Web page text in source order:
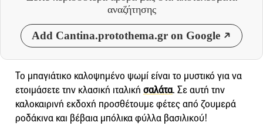
αναζήτησης
Add Cantina.protothema.gr on Google
Το μπαγιάτικο καλοψημένο ψωμί είναι το μυστικό για να
ετοιμάσετε την κλασική ιταλική σαλάτα. Σε αυτή την
καλοκαιρινή εκδοχή προσθέτουμε φέτες από ζουμερά
ροδάκινα και βέβαια μπόλικα φύλλα βασιλικού!